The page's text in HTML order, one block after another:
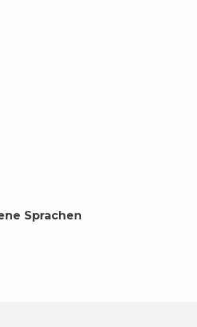
Sprachen
Sprachen